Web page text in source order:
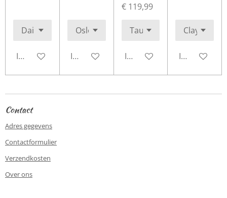
In winkelwagenIn winkelwagen
€ 119,99
In winkelwagenIn
Contact
Adres gegevens
Contactformulier
Verzendkosten
Over ons